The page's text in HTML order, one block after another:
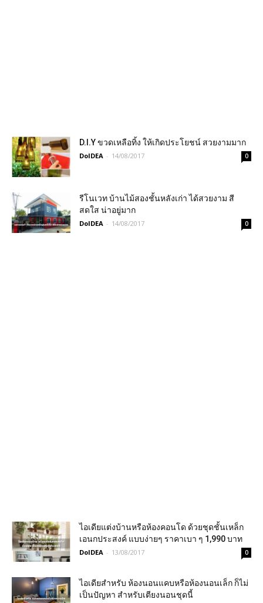
D.I.Y ขวดเหลือทิ้ง ให้เกิดประโยชน์ สวยงามมาก
DoIDEA - 14/08/2017 0
รีโนเวท บ้านไม้สองชั้นหลังเก่า ได้สวยงาม สี
สดใส น่าอยู่มาก
DoIDEA - 14/08/2017 0
ไอเดียแต่งบ้านหรือห้องคอนโด ด้วยชุดชั้นเหล็ก
เอนกประสงค์ แบบง่ายๆ ราคาเบา ๆ 1,990 บาท
DoIDEA - 13/08/2017 0
ไอเดียสำหรับ ห้องนอนแคบหรือห้องนอนเล็ก ก็ไม่
เป็นปัญหา สำหรับเตียงนอนชุดนี้